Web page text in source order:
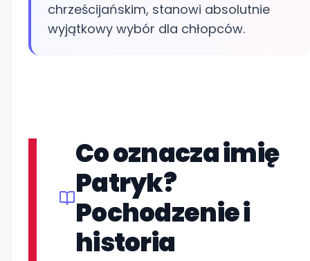
chrześcijańskim, stanowi absolutnie
wyjątkowy wybór dla chłopców.
Co oznacza imię
Patryk?
Pochodzenie i
historia